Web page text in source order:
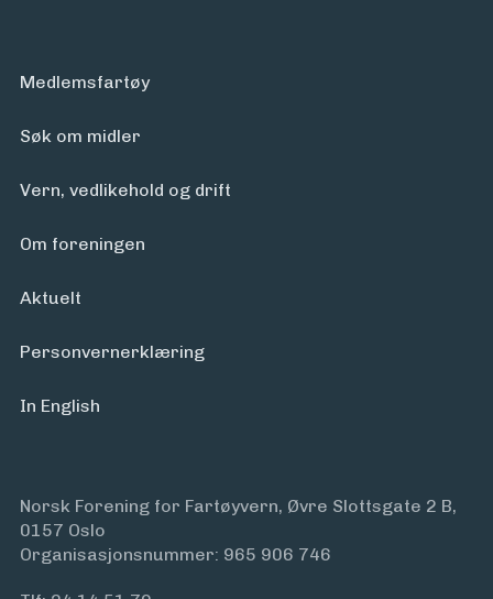
Arrangementer
Medlemsfartøy
Søk om midler
Vern, vedlikehold og drift
Om foreningen
Aktuelt
Personvern­erklæring
In English
Norsk Forening for Fartøyvern, Øvre Slottsgate 2 B,
0157 Oslo
Organisasjonsnummer: 965 906 746